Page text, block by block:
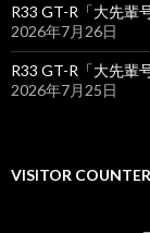
R33 GT-R「大先輩
2026年7月26日
R33 GT-R「大先輩
2026年7月25日
VISITOR COUNTER